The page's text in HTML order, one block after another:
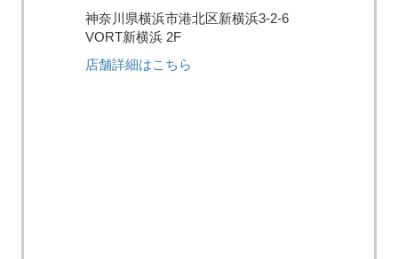
神奈川県横浜市港北区新横浜3-2-6
VORT新横浜 2F
店舗詳細はこちら